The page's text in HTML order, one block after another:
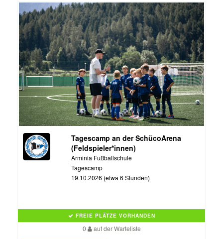
Tagescamp an der SchücoArena
(Feldspieler*innen)
Arminia Fußballschule
Tagescamp
19.10.2026 (etwa 6 Stunden)
FREIE PLÄTZE VORHANDEN
0 auf der Warteliste